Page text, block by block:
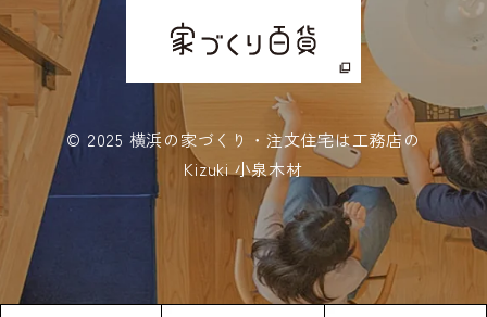
2023年09月 (3)
2023年08月 (6)
2023年07月 (6)
2023年06月 (8)
2023年05月 (5)
2023年04月 (10)
2023年03月 (10)
© 2025 横浜の家づくり・注文住宅は工務店の
Kizuki 小泉木材